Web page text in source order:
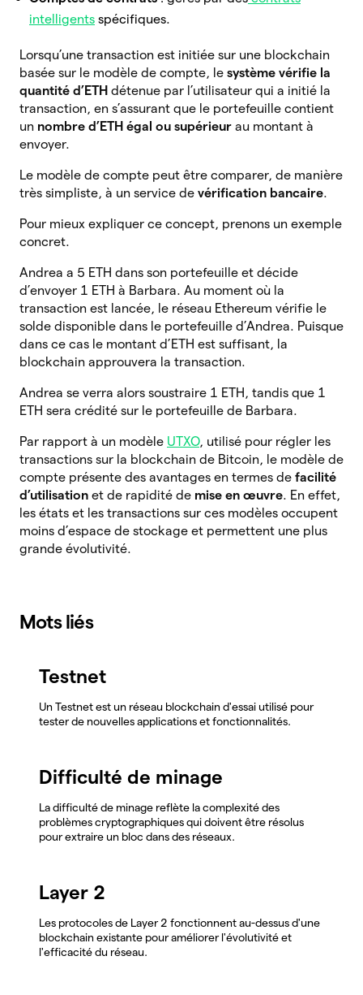
intelligents spécifiques.
Lorsqu’une transaction est initiée sur une blockchain
basée sur le modèle de compte, le système vérifie la
quantité d’ETH détenue par l’utilisateur qui a initié la
transaction, en s’assurant que le portefeuille contient
un nombre d’ETH égal ou supérieur au montant à
envoyer.
Le modèle de compte peut être comparer, de manière
très simpliste, à un service de vérification bancaire.
Pour mieux expliquer ce concept, prenons un exemple
concret.
Andrea a 5 ETH dans son portefeuille et décide
d’envoyer 1 ETH à Barbara. Au moment où la
transaction est lancée, le réseau Ethereum vérifie le
solde disponible dans le portefeuille d’Andrea. Puisque
dans ce cas le montant d’ETH est suffisant, la
blockchain approuvera la transaction.
Andrea se verra alors soustraire 1 ETH, tandis que 1
ETH sera crédité sur le portefeuille de Barbara.
Par rapport à un modèle UTXO, utilisé pour régler les
transactions sur la blockchain de Bitcoin, le modèle de
compte présente des avantages en termes de facilité
d’utilisation et de rapidité de mise en œuvre. En effet,
les états et les transactions sur ces modèles occupent
moins d’espace de stockage et permettent une plus
grande évolutivité.
Mots liés
Testnet
Un Testnet est un réseau blockchain d'essai utilisé pour
tester de nouvelles applications et fonctionnalités.
Difficulté de minage
La difficulté de minage reflète la complexité des
problèmes cryptographiques qui doivent être résolus
pour extraire un bloc dans des réseaux.
Layer 2
Les protocoles de Layer 2 fonctionnent au-dessus d'une
blockchain existante pour améliorer l'évolutivité et
l'efficacité du réseau.